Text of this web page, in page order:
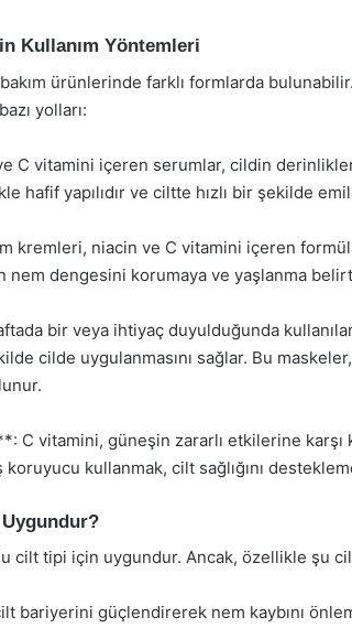
Kullanım Yöntemleri
ürünlerinde farklı formlarda
yolları:
C vitamini içeren serumlar, cildin
hafif yapılıdır ve ciltte hızlı bir şekilde
kremleri, niacin ve C vitamini içeren
dengesini korumaya ve yaşlanma
bir veya ihtiyaç duyulduğunda
cilde uygulanmasını sağlar. Bu maskeler,
C vitamini, güneşin zararlı etkilerine karşı
kullanmak, cilt sağlığını
cilt tipi için uygundur. Ancak, özellikle şu
bariyerini güçlendirerek nem kaybını